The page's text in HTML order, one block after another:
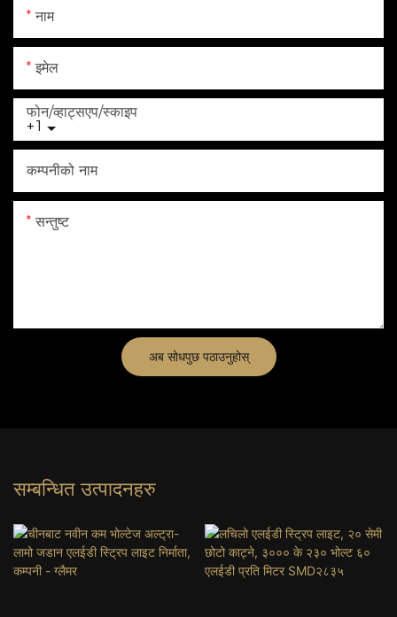
नाम
इमेल
+1
फोन/व्हाट्सएप/स्काइप
कम्पनीको नाम
सन्तुष्ट
अब सोधपुछ पठाउनुहोस्
सम्बन्धित उत्पादनहरु